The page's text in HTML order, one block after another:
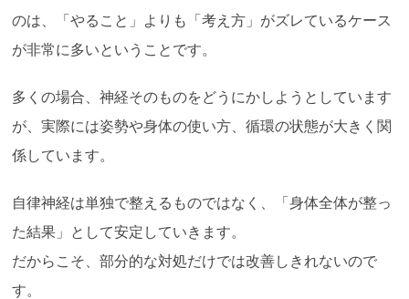
のは、「やること」よりも「考え方」がズレているケース
が非常に多いということです。
多くの場合、神経そのものをどうにかしようとしています
が、実際には姿勢や身体の使い方、循環の状態が大きく関
係しています。
自律神経は単独で整えるものではなく、「身体全体が整っ
た結果」として安定していきます。
だからこそ、部分的な対処だけでは改善しきれないので
す。